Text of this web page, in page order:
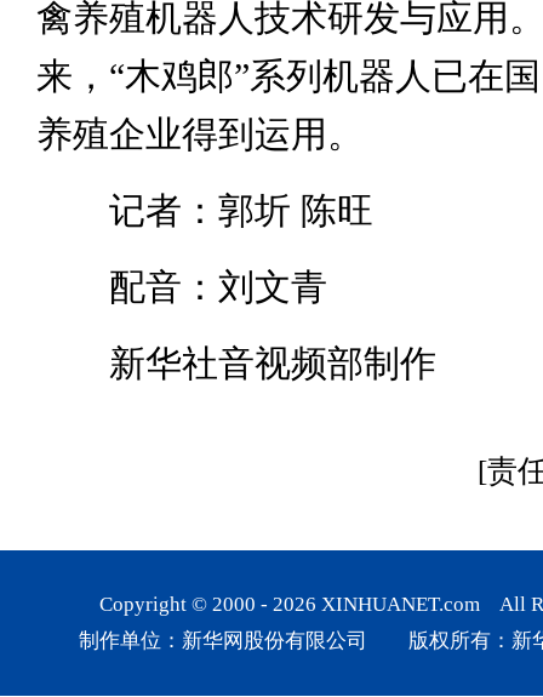
禽养殖机器人技术研发与应用
来，“木鸡郎”系列机器人已在
养殖企业得到运用。
记者：郭圻 陈旺
配音：刘文青
新华社音视频部制作
[责
Copyright © 2000 - 2026 XINHUANET.com All
制作单位：新华网股份有限公司 版权所有：新